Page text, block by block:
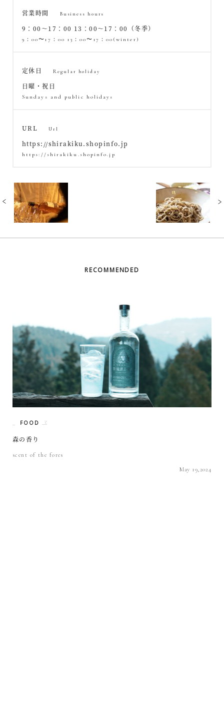
営業時間 Business hours
9：00〜17：00 13：00〜17：00（冬季）
9：00〜17：00 13：00〜17：00(winter)
定休日 Regular holiday
日曜・祝日
Sundays and public holidays
URL Url
https://shirakiku.shopinfo.jp
https://shirakiku.shopinfo.jp
RECOMMENDED
FOOD
森の香り
scent of the fores
May 19,2024